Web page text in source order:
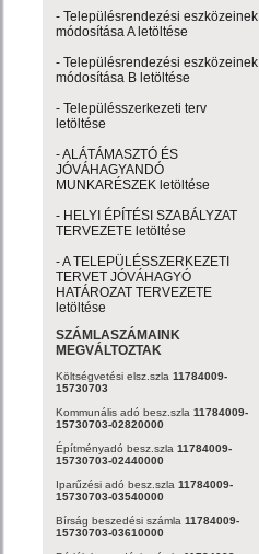
- Településrendezési eszközeinek
módosítása A letöltése
- Településrendezési eszközeinek
módosítása B letöltése
- Településszerkezeti terv
letöltése
- ALÁTÁMASZTÓ ÉS
JÓVÁHAGYANDÓ
MUNKARÉSZEK letöltése
- HELYI ÉPÍTÉSI SZABÁLYZAT
TERVEZETE letöltése
- A TELEPÜLÉSSZERKEZETI
TERVET JÓVÁHAGYÓ
HATÁROZAT TERVEZETE
letöltése
SZÁMLASZÁMAINK
MEGVÁLTOZTAK
Költségvetési elsz.szla 11784009-
15730703
Kommunális adó besz.szla 11784009-
15730703-02820000
Építményadó besz.szla 11784009-
15730703-02440000
Iparűzési adó besz.szla 11784009-
15730703-03540000
Bírság beszedési számla 11784009-
15730703-03610000